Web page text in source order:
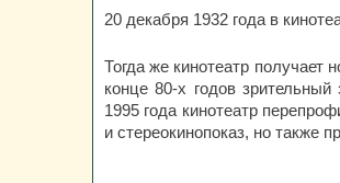
20 декабря 1932 года в
Тогда же кинотеатр
конце80-х годов
1995 года кинотеатр
и стереокинопоказ, но также